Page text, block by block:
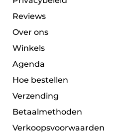
Reviews
Over ons
Winkels
Agenda
Hoe bestellen
Verzending
Betaalmethoden
Verkoopsvoorwaarden